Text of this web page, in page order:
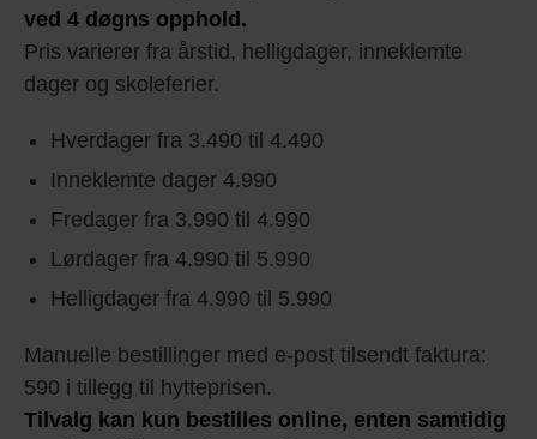
ved 4 døgns opphold.
Pris varierer fra årstid, helligdager, inneklemte
dager og skoleferier.
Hverdager fra 3.490 til 4.490
Inneklemte dager 4.990
Fredager fra 3.990 til 4.990
Lørdager fra 4.990 til 5.990
Helligdager fra 4.990 til 5.990
Manuelle bestillinger med e-post tilsendt faktura:
590 i tillegg til hytteprisen.
Tilvalg kan kun bestilles online, enten samtidig